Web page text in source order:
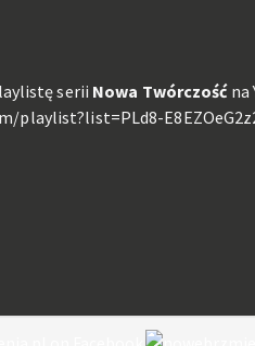
serii Nowa Twórczośćna
playlist?list=PLd8-